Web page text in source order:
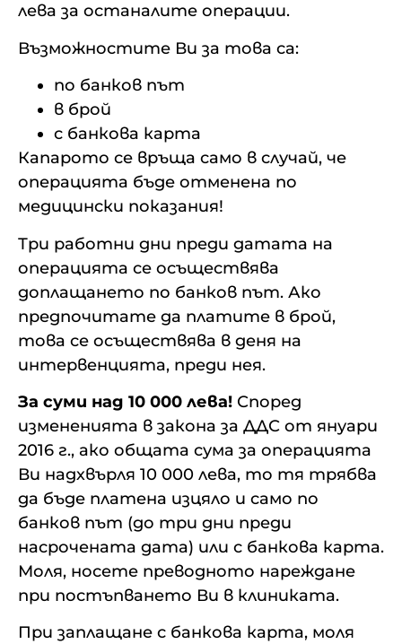
лева за останалите операции.
Възможностите Ви за това са:
по банков път
в брой
с банкова карта
Капарото се връща само в случай, че
операцията бъде отменена по
медицински показания!
Три работни дни преди датата на
операцията се осъществява
доплащането по банков път. Ако
предпочитате да платите в брой,
това се осъществява в деня на
интервенцията, преди нея.
За суми над 10 000 лева! Според
измененията в закона за ДДС от януари
2016 г., ако общата сума за операцията
Ви надхвърля 10 000 лева, то тя трябва
да бъде платена изцяло и само по
банков път (до три дни преди
насрочената дата) или с банкова карта.
Моля, носете преводното нареждане
при постъпването Ви в клиниката.
При заплащане с банкова карта, моля